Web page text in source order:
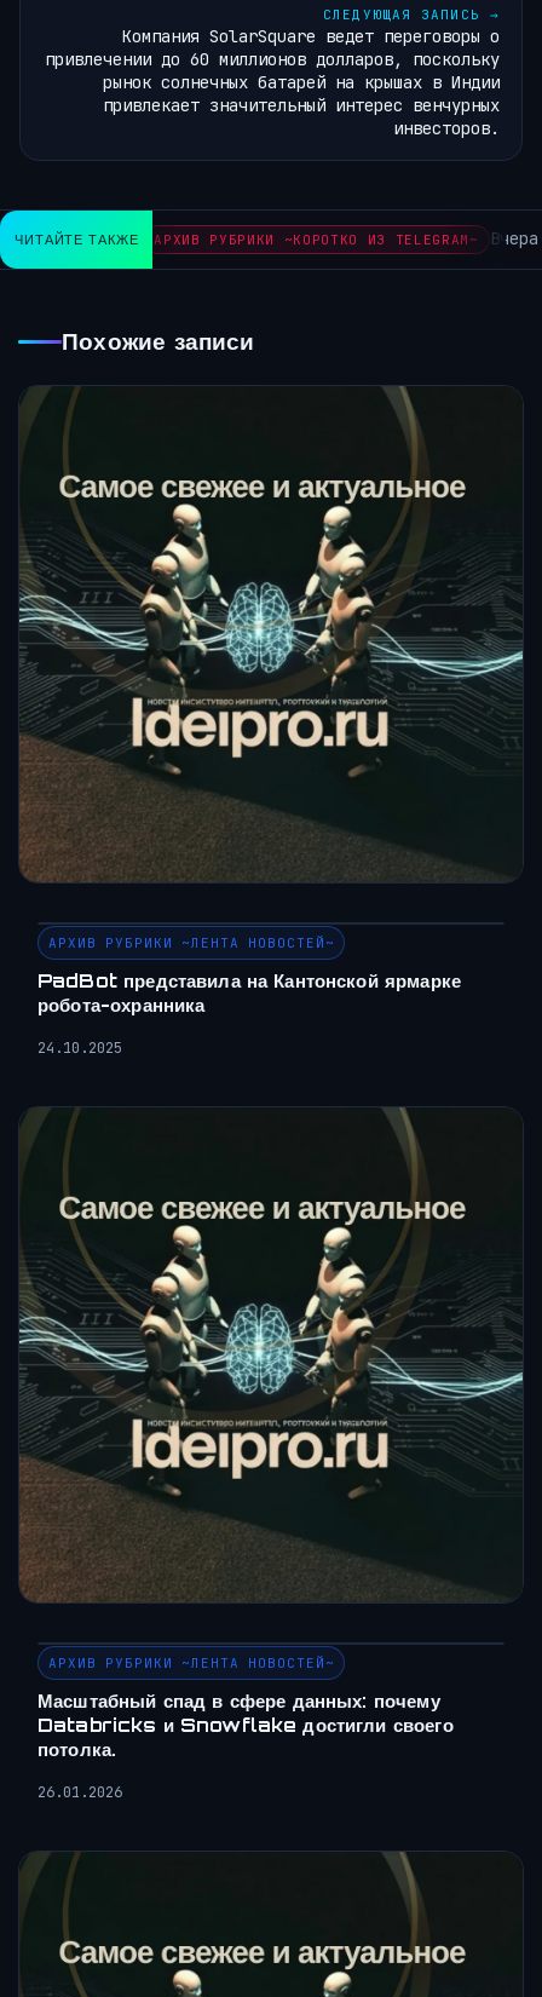
СЛЕДУЮЩАЯ ЗАПИСЬ →
Компания SolarSquare ведет переговоры о
привлечении до 60 миллионов долларов, поскольку
рынок солнечных батарей на крышах в Индии
привлекает значительный интерес венчурных
инвесторов.
ЧИТАЙТЕ ТАКЖЕ АРХИВ РУБРИКИ ~КОРОТКО ИЗ TELEGRAM~ Вчера
Похожие записи
АРХИВ РУБРИКИ ~ЛЕНТА НОВОСТЕЙ~
PadBot представила на Кантонской ярмарке
робота-охранника
24.10.2025
АРХИВ РУБРИКИ ~ЛЕНТА НОВОСТЕЙ~
Масштабный спад в сфере данных: почему
Databricks и Snowflake достигли своего
потолка.
26.01.2026